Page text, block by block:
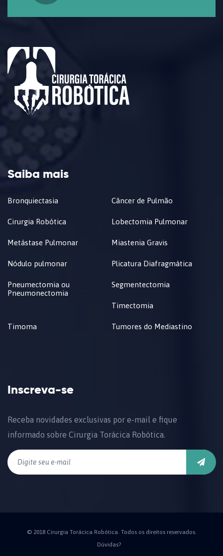
Saiba mais
Bronquiectasia Câncer de Pulmão
Cirurgia Robótica Lobectomia Pulmonar
Metástase Pulmonar Miastenia Gravis
Nódulo pulmonar Plicatura Diafragmática
Pneumectomia ou
Pneumonectomia
Segmentectomia
Timectomia
Timoma Tumores do Mediastino
Inscreva-se
Receba novidades exclusivas por e-mail e fique
informado sobre Cirurgia Torácica Robótica.
© 2018 Cirurgia Torácica Robótica. Todos os direitos reservados.
Dúvidas?